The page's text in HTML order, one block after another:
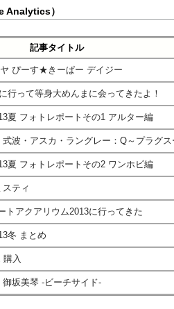
Analytics）
記事タイトル
ぴーす★きーぱー デイジー
行って等身大めんまに会ってきたよ！
夏 フォトレポートその1 アルター編
波・アスカ・ラングレー：Q～プラグス
夏 フォトレポートその2 ワンホビ編
ティ
トアクアリウム2013に行ってきた
冬 まとめ
入
坂美琴 -ビーチサイド-